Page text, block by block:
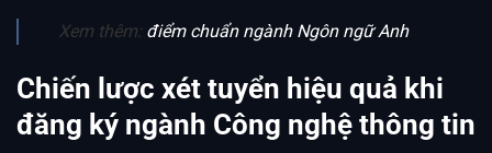
Xem thêm: điểm chuẩn ngành Ngôn ngữ Anh
Chiến lược xét tuyển hiệu quả khi
đăng ký ngành Công nghệ thông tin